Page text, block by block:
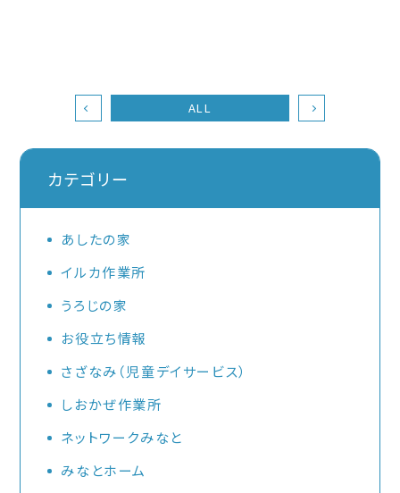
ALL
カテゴリー
あしたの家
イルカ作業所
うろじの家
お役立ち情報
さざなみ（児童デイサービス）
しおかぜ作業所
ネットワークみなと
みなとホーム